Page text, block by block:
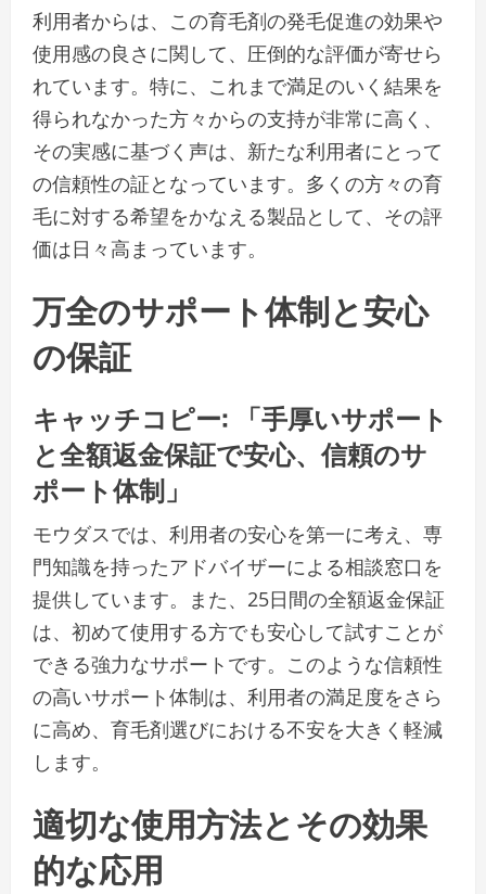
利用者からは、この育毛剤の発毛促進の効果や
使用感の良さに関して、圧倒的な評価が寄せら
れています。特に、これまで満足のいく結果を
得られなかった方々からの支持が非常に高く、
その実感に基づく声は、新たな利用者にとって
の信頼性の証となっています。多くの方々の育
毛に対する希望をかなえる製品として、その評
価は日々高まっています。
万全のサポート体制と安心
の保証
キャッチコピー: 「手厚いサポート
と全額返金保証で安心、信頼のサ
ポート体制」
モウダスでは、利用者の安心を第一に考え、専
門知識を持ったアドバイザーによる相談窓口を
提供しています。また、25日間の全額返金保証
は、初めて使用する方でも安心して試すことが
できる強力なサポートです。このような信頼性
の高いサポート体制は、利用者の満足度をさら
に高め、育毛剤選びにおける不安を大きく軽減
します。
適切な使用方法とその効果
的な応用